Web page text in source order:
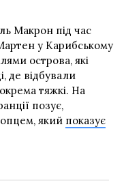
Макрон під час
у Карибському
острова, які
де відбували
тяжкі. На
позує,
який показує